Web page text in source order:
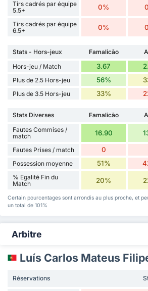
Tirs cadrés par équipe
5.5+
0%
Tirs cadrés par équipe
6.5+
0%
Stats - Hors-jeux Famalicão
Hors-jeu / Match
3.67
Plus de 2.5 Hors-jeu 56%
Plus de 3.5 Hors-jeu 33%
Stats Diverses Famalicão
Fautes Commises /
match
16.90
Fautes Prises / match 0
Possession moyenne 51%
% Egalité Fin du
Match
20%
Certain pourcentages sont arrondis au plus proche, et
un total de 101%
Arbitre
Luí­s Carlos Mateus
Réservations